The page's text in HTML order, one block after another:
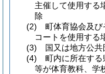
主催して使用する
除
(2)
町体育協会及
コートを使用す
(3)
国又は地方公
(4)
町内に所在す
等が体育教科、学